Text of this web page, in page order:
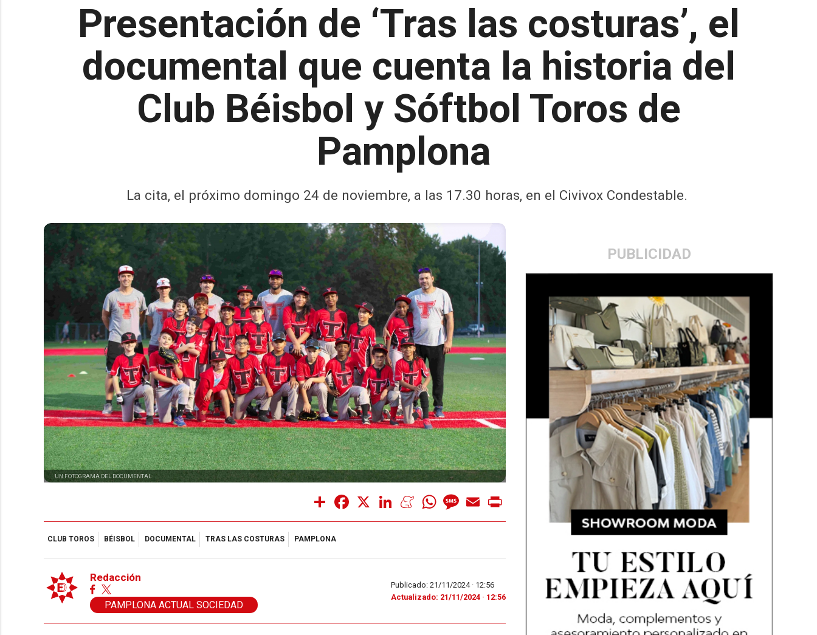
Presentación de ‘Tras las costuras’, el
documental que cuenta la historia del
Club Béisbol y Sóftbol Toros de
Pamplona
La cita, el próximo domingo 24 de noviembre, a las 17.30 horas, en el Civivox Condestable.
PUBLICIDAD
UN FOTOGRAMA DEL DOCUMENTAL
Share Facebook LinkedInMeneameWhatsAppMessage
Email
CLUB TOROS BÉISBOL DOCUMENTAL TRAS LAS COSTURAS PAMPLONA
Redacción
PAMPLONA ACTUAL SOCIEDAD
Publicado: 21/11/2024 · 12:56
Actualizado: 21/11/2024 · 12:56